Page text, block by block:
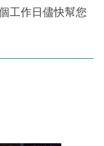
工作日儘快幫您